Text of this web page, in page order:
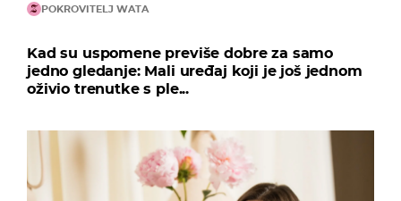
POKROVITELJ WATA
Kad su uspomene previše dobre za samo
jedno gledanje: Mali uređaj koji je još jednom
oživio trenutke s ple...